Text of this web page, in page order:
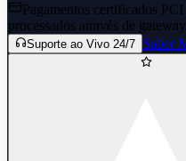
Pagamentos certificados
processados através de
Suporte ao Vivo 24/7 Saber